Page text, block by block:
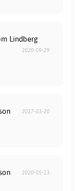
Lindberg
2020-09-29
2017-03-20
2020-05-13